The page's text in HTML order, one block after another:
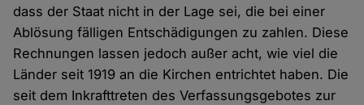
dass der Staat nicht in der Lage sei, die bei einer
Ablösung fälligen Entschädigungen zu zahlen. Diese
Rechnungen lassen jedoch außer acht, wie viel die
Länder seit 1919 an die Kirchen entrichtet haben. Die
seit dem Inkrafttreten des Verfassungsgebotes zur